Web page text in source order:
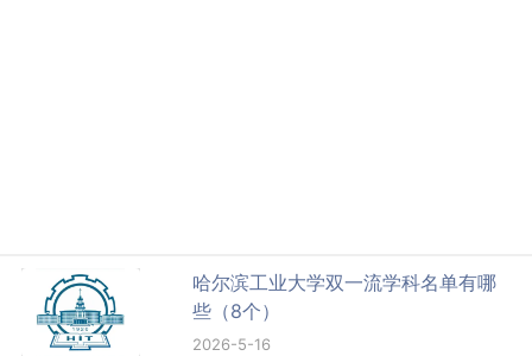
哈尔滨工业大学双一流学科名单有哪
些（8个）
2026-5-16